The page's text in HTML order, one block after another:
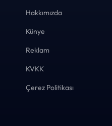
Hakkımızda
Künye
Reklam
KVKK
Çerez Politikası